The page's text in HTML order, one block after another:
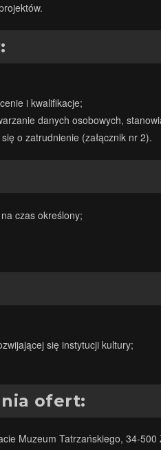
i kwalifikacje;
danych osobowych,
o zatrudnienie (załącznik nr 2).
czas określony;
się instytucji kultury;
ofert:
Muzeum Tatrzańskiego, 34-500